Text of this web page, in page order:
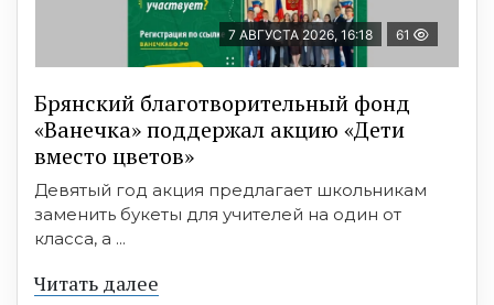
7 АВГУСТА 2026, 16:18 61
Брянский благотворительный фонд
«Ванечка» поддержал акцию «Дети
вместо цветов»
Девятый год акция предлагает школьникам
заменить букеты для учителей на один от
класса, а ...
Читать далее